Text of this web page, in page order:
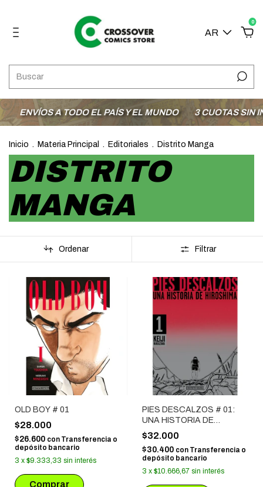
AR
0
A TODO EL PAÍS Y EL MUNDO 3 CUOTAS SIN INTERÉS
Inicio . Materia Principal . Editoriales . Distrito Manga
DISTRITO
MANGA
Ordenar Filtrar
OLD BOY # 01
$28.000
$26.600 con Transferencia o
depósito bancario
3 x $9.333,33 sin interés
PIES DESCALZOS # 01:
UNA HISTORIA DE
HIROSHIMA
$32.000
$30.400 con Transferencia o
depósito bancario
3 x $10.666,67 sin interés